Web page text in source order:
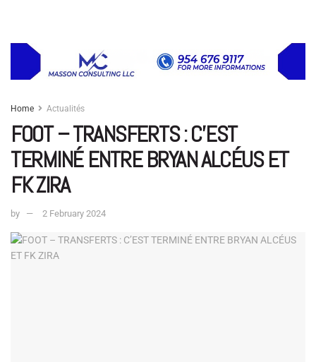
Home Actualités
FOOT – TRANSFERTS : C’EST
TERMINÉ ENTRE BRYAN ALCÉUS ET
FK ZIRA
by 2 February 2024